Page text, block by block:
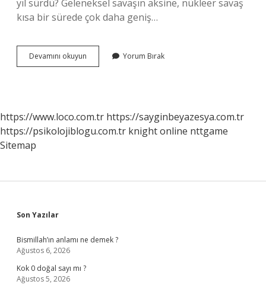
yıl sürdü? Geleneksel savaşın aksine, nükleer savaş
kısa bir sürede çok daha geniş…
Devamını okuyun
Neden
Yorum Bırak
https://www.loco.com.tr https://sayginbeyazesya.com.tr
https://psikolojiblogu.com.tr knight online nttgame
Sitemap
Sidebar
Son Yazılar
Bismillah’ın anlamı ne demek ?
Ağustos 6, 2026
Kok 0 doğal sayı mı ?
Ağustos 5, 2026